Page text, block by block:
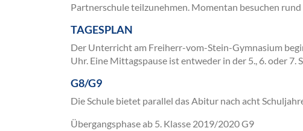
Partnerschule teilzunehmen. Momentan besuchen
TAGESPLAN
Der Unterricht am Freiherr-vom-Stein-Gymnasium
Uhr. Eine Mittagspause ist entweder in der 5., 6. oder 7.
G8/G9
Die Schule bietet parallel das Abitur nach acht
Übergangsphase ab 5. Klasse 2019/2020 G9